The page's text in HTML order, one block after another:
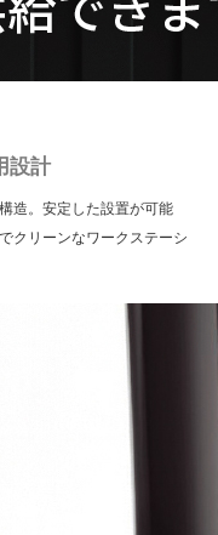
設計
造。安定した設置が可能
クリーンなワークステーシ